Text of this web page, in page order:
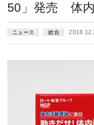
50」発売 体
ニュース 総合